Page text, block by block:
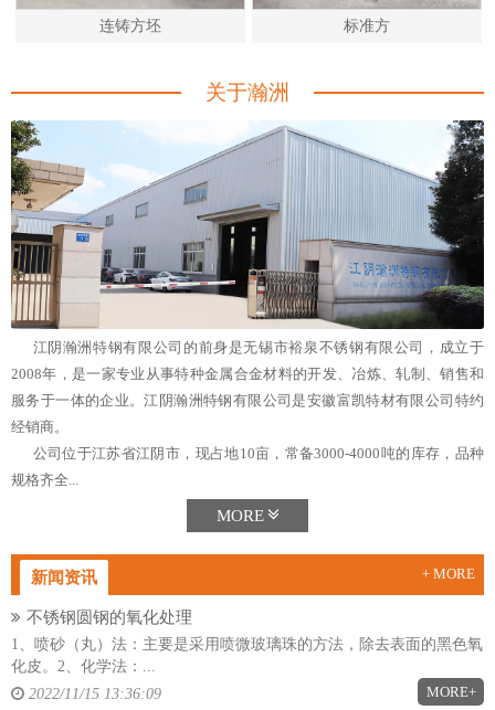
连铸方坯 标准方
关于瀚洲
江阴瀚洲特钢有限公司的前身是无锡市裕泉不锈钢有限公司，成立于
2008年，是一家专业从事特种金属合金材料的开发、冶炼、轧制、销售和
服务于一体的企业。江阴瀚洲特钢有限公司是安徽富凯特材有限公司特约
经销商。
公司位于江苏省江阴市，现占地10亩，常备3000-4000吨的库存，品种
规格齐全...
MORE
新闻资讯 + MORE
不锈钢圆钢的氧化处理
1、喷砂（丸）法：主要是采用喷微玻璃珠的方法，除去表面的黑色氧
化皮。2、化学法：...
2022/11/15 13:36:09
MORE+